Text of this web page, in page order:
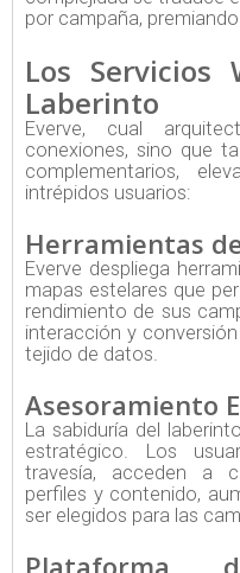
por campaña,
Los Servicios
Laberinto
Everve, cual
conexiones, sino que
complementarios,
intrépidos usuarios:
Herramientas
Everve despliega
mapas estelares que
rendimiento de sus
interacción y
tejido de datos.
Asesoramiento
La sabiduría del
estratégico. Los
travesía, acceden a
perfiles y contenido,
ser elegidos para las